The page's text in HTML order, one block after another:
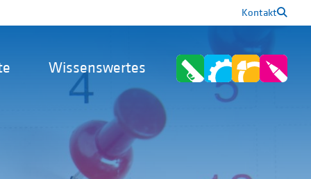
Kontakt
Wissenswertes